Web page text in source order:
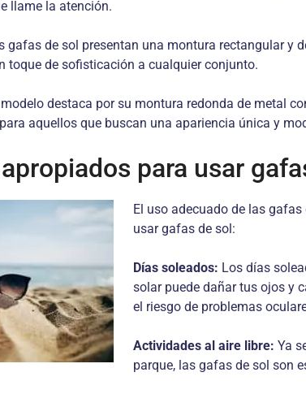
llame la atención.
gafas de sol presentan una montura rectangular y
toque de sofisticación a cualquier conjunto.
modelo destaca por su montura redonda de metal
aquellos que buscan una apariencia única y
para usar
El uso adecuado de las
usar gafas de sol:
Días soleados: Los días
solar puede dañar tus ojos y
el riesgo de problemas
Actividades al aire libre: Ya
parque, las gafas de sol son